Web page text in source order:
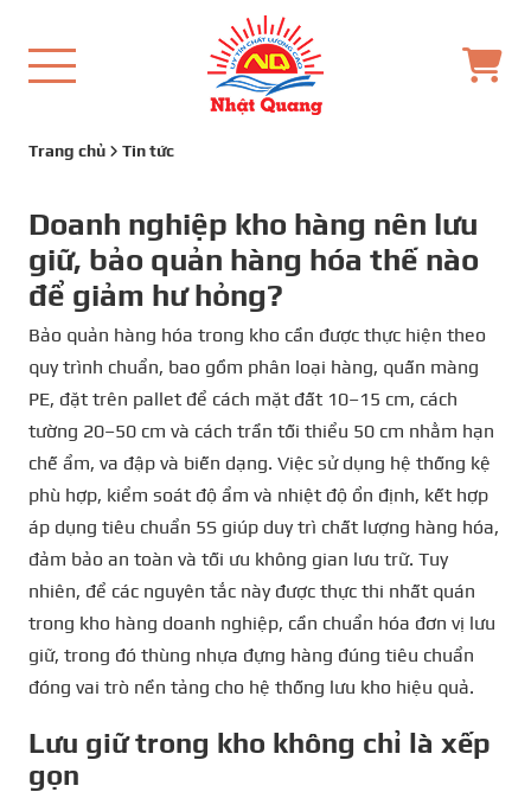
Trang chủ Tin tức
Doanh nghiệp kho hàng nên lưu
giữ, bảo quản hàng hóa thế nào
để giảm hư hỏng?
Bảo quản hàng hóa trong kho cần được thực hiện theo
quy trình chuẩn, bao gồm phân loại hàng, quấn màng
PE, đặt trên pallet để cách mặt đất 10–15 cm, cách
tường 20–50 cm và cách trần tối thiểu 50 cm nhằm hạn
chế ẩm, va đập và biến dạng. Việc sử dụng hệ thống kệ
phù hợp, kiểm soát độ ẩm và nhiệt độ ổn định, kết hợp
áp dụng tiêu chuẩn 5S giúp duy trì chất lượng hàng hóa,
đảm bảo an toàn và tối ưu không gian lưu trữ. Tuy
nhiên, để các nguyên tắc này được thực thi nhất quán
trong kho hàng doanh nghiệp, cần chuẩn hóa đơn vị lưu
giữ, trong đó thùng nhựa đựng hàng đúng tiêu chuẩn
đóng vai trò nền tảng cho hệ thống lưu kho hiệu quả.
Lưu giữ trong kho không chỉ là xếp
gọn